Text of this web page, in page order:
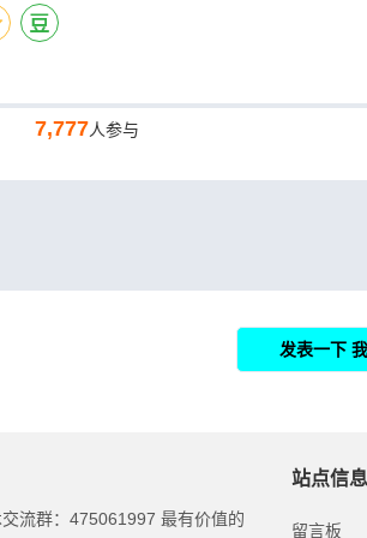
7,777人参与
流群：475061997 最有价值的
站点信息
留言板